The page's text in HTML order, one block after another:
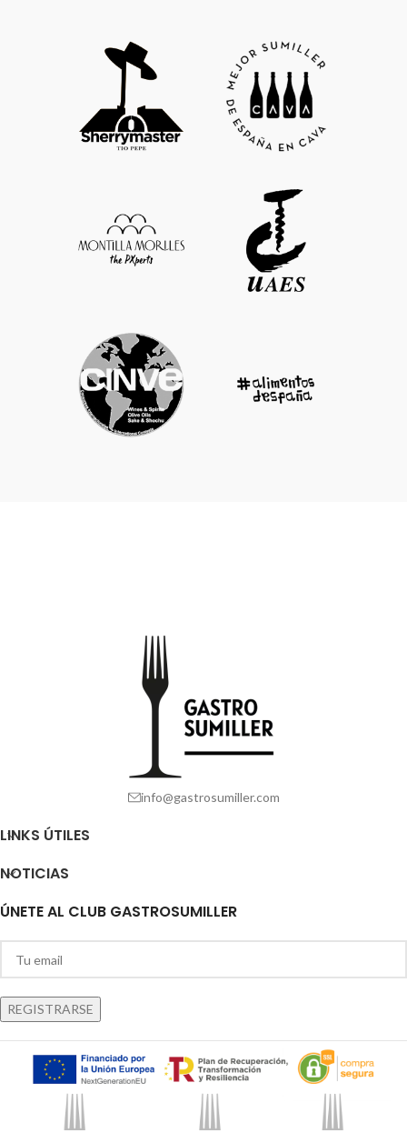
lleva a cabo en una tradicional bodega,
casi arcaica. Una antigua prensa alta y
vertical consigue mostos finos y
equilibrados. Los mostos pasan a
pequeñas tinas donde realizan la
fermentación alcohólica, entre 16ºC y
18ºC, y la maloláctica, a 18ºC.
removidos y degüelle manuales.
acero inoxidable. La vinificación se
lleva a cabo en una tradicional bodega,
casi arcaica. Una antigua prensa alta y
vertical consigue mostos finos y
equilibrados. Los mostos pasan a
pequeñas tinas donde realizan la
fermentación alcohólica, entre 16ºC y
crianza se realiza en las cavas de la
familia a 10 metros de profundidad con
removidos y degüelle manuales.
info@gastrosumiller.com
LINKS ÚTILES
NOTICIAS
ÚNETE AL CLUB GASTROSUMILLER